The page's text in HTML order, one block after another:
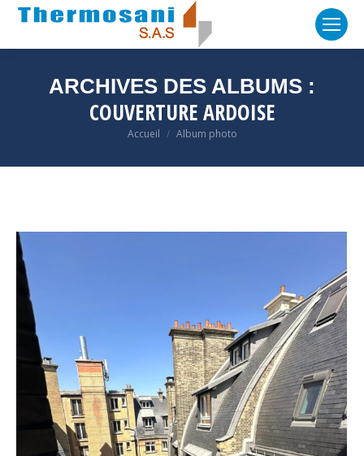
ARCHIVES DES ALBUMS :
COUVERTURE ARDOISE
Vous êtes ici :
Accueil Album photo